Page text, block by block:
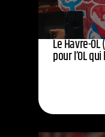
Le Havre-
pour l’OL